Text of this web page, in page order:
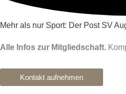
Mehr als nur Sport: Der Post SV
Alle Infos zur Mitgliedschaft.
Kontakt aufnehmen